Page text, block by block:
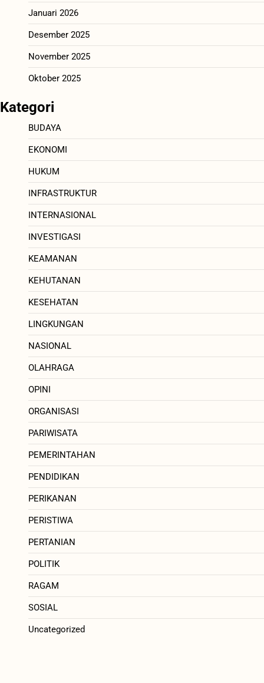
Januari 2026
Desember 2025
November 2025
Oktober 2025
Kategori
BUDAYA
EKONOMI
HUKUM
INFRASTRUKTUR
INTERNASIONAL
INVESTIGASI
KEAMANAN
KEHUTANAN
KESEHATAN
LINGKUNGAN
NASIONAL
OLAHRAGA
OPINI
ORGANISASI
PARIWISATA
PEMERINTAHAN
PENDIDIKAN
PERIKANAN
PERISTIWA
PERTANIAN
POLITIK
RAGAM
SOSIAL
Uncategorized